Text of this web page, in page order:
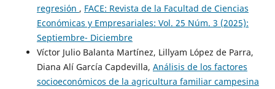
regresión , FACE: Revista de la Facultad de Ciencias
Económicas y Empresariales: Vol. 25 Núm. 3 (2025):
Septiembre- Diciembre
Víctor Julio Balanta Martínez, Lillyam López de Parra,
Diana Alí García Capdevilla, Análisis de los factores
socioeconómicos de la agricultura familiar campesina